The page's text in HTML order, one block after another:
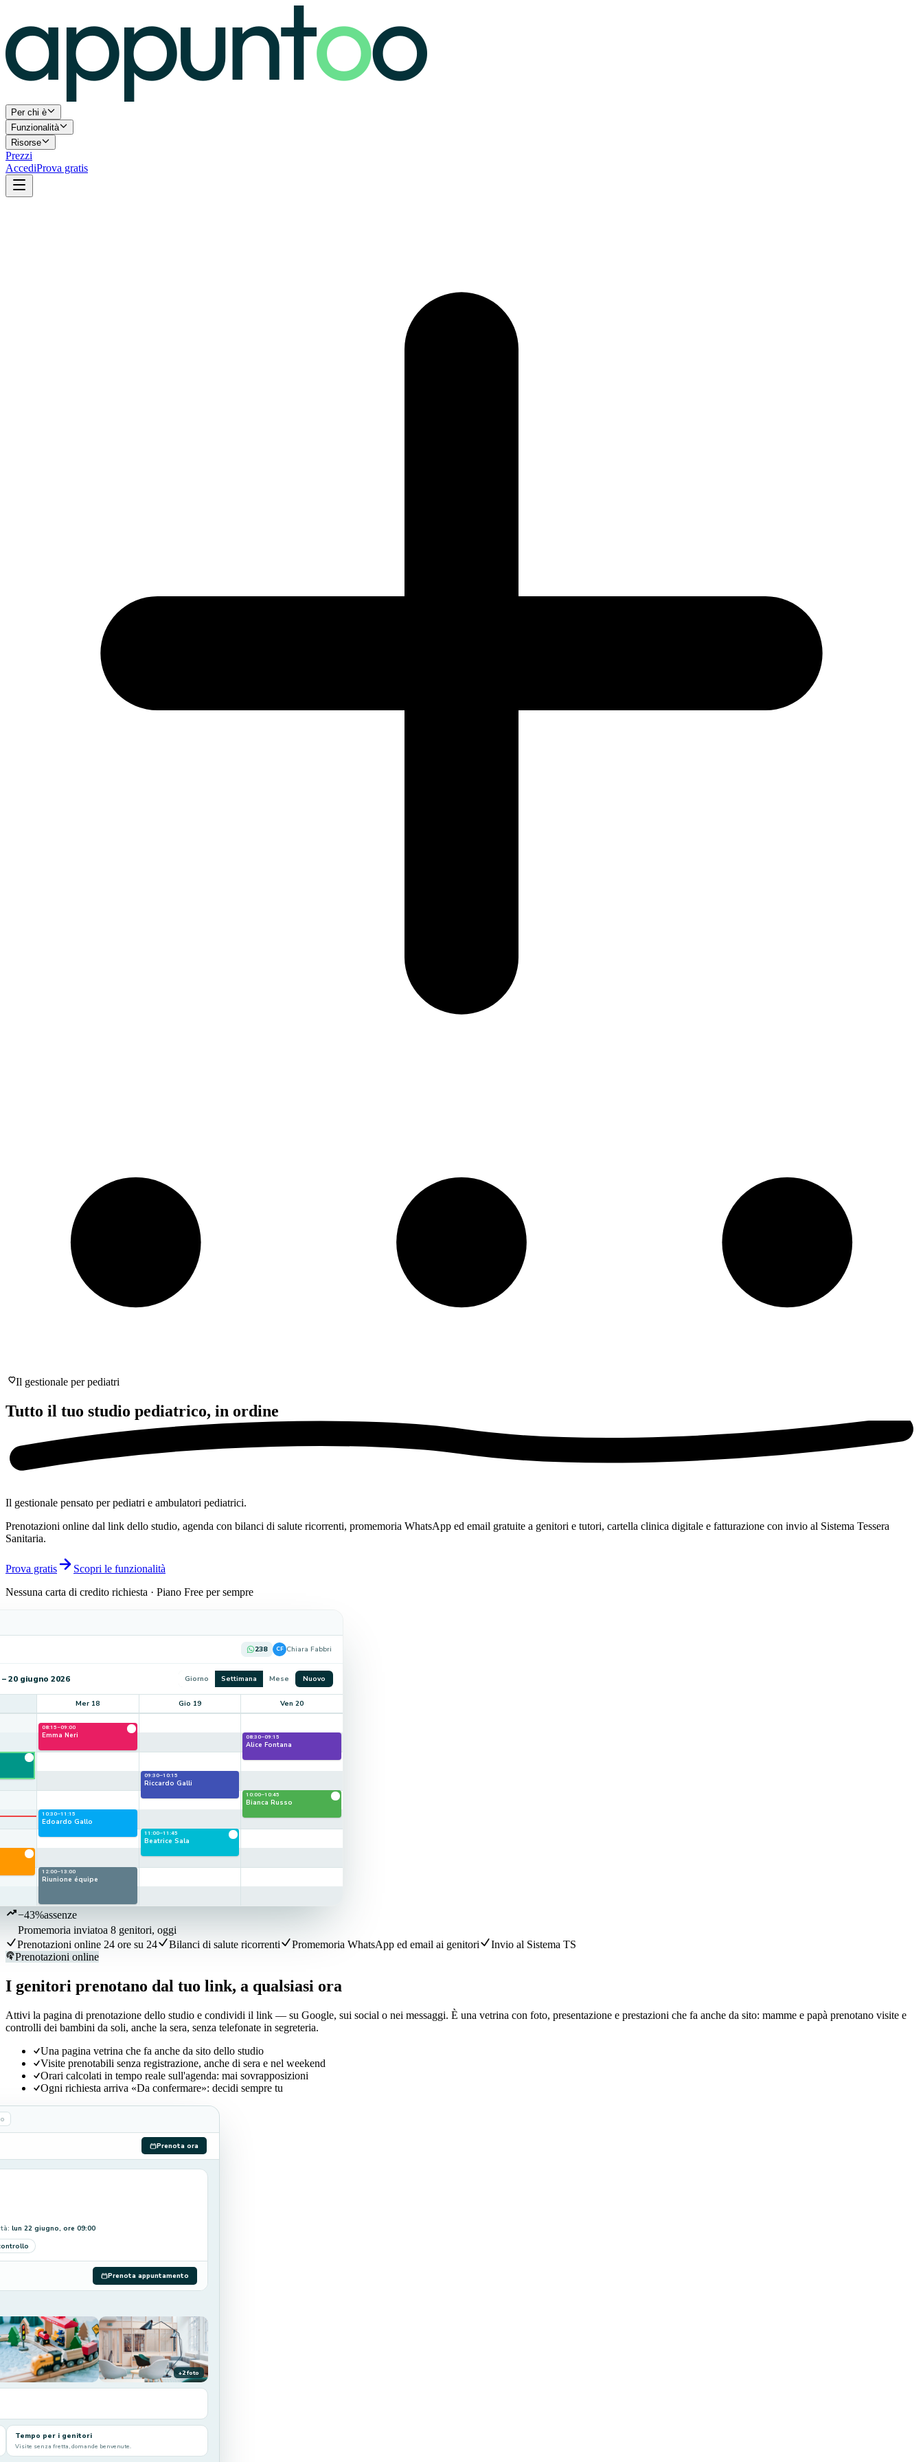
Per chi è
Funzionalità
Risorse
Prezzi
AccediProva gratis
Il gestionale per pediatri
Tutto il tuo studio pediatrico, in ordine
Il gestionale pensato per pediatri e ambulatori pediatrici.
Prenotazioni online dal link dello studio, agenda con bilanci di salute ricorrenti, promemoria WhatsApp ed email gratuite a genitori e tutori, cartella clinica digitale e fatturazione con invio al Sistema Tessera
Sanitaria.
Prova gratis
Scopri le funzionalità
Nessuna carta di credito richiesta · Piano Free per sempre
238 CF Chiara Fabbri
– 20 giugno 2026 Giorno Settimana Mese Nuovo
Mer 18 Gio 19 Ven 20
08:15–09:00
Emma Neri
10:30–11:15
Edoardo Gallo
12:00–13:00
Riunione équipe
09:30–10:15
Riccardo Galli
11:00–11:45
Beatrice Sala
08:30–09:15
Alice Fontana
10:00–10:45
Bianca Russo
−43%assenze
Promemoria inviatoa 8 genitori, oggi
Prenotazioni online 24 ore su 24
Bilanci di salute ricorrenti Promemoria WhatsApp ed email ai genitori
Invio al Sistema TS
Prenotazioni online
I genitori prenotano dal tuo link, a qualsiasi ora
Attivi la pagina di prenotazione dello studio e condividi il link — su Google, sui social o nei messaggi. È una vetrina con foto, presentazione e prestazioni che fa anche da sito: mamme e papà prenotano visite e
controlli dei bambini da soli, anche la sera, senza telefonate in segreteria.
Una pagina vetrina che fa anche da sito dello studio
Visite prenotabili senza registrazione, anche di sera e nel weekend
Orari calcolati in tempo reale sull'agenda: mai sovrapposizioni
Ogni richiesta arriva «Da confermare»: decidi sempre tu
Prenota ora
lun 22 giugno, ore 09:00
Prenota appuntamento
+2 foto
Tempo per i genitori
Visite senza fretta, domande benvenute.